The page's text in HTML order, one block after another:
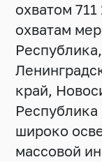
охватом
охватам
край,
широко
массовой